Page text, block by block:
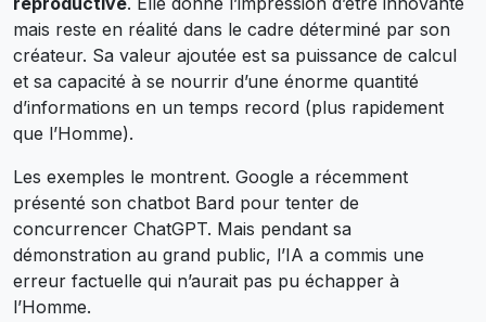
mais reste en réalité dans le cadre déterminé par son
créateur. Sa valeur ajoutée est sa puissance de calcul
et sa capacité à se nourrir d’une énorme quantité
d’informations en un temps record (plus rapidement
que l’Homme).
Les exemples le montrent. Google a récemment
présenté son chatbot Bard pour tenter de
concurrencer ChatGPT. Mais pendant sa
démonstration au grand public, l’IA a commis une
erreur factuelle qui n’aurait pas pu échapper à
l’Homme.